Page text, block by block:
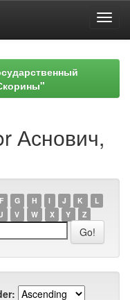
Аснович,
F G H I J K
L
V W X Y Z